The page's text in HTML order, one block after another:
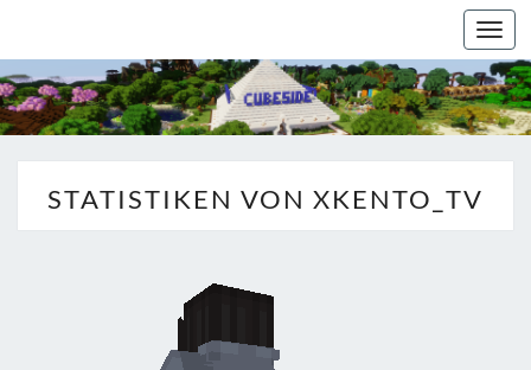
STATISTIKEN VON XKENTO_TV